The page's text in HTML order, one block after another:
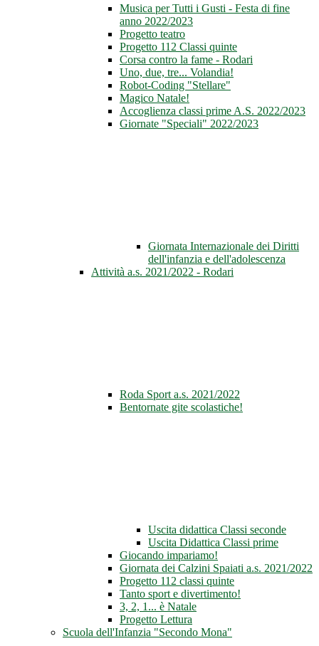
Musica per Tutti i Gusti - Festa di fine
anno 2022/2023
Progetto teatro
Progetto 112 Classi quinte
Corsa contro la fame - Rodari
Uno, due, tre... Volandia!
Robot-Coding "Stellare"
Magico Natale!
Accoglienza classi prime A.S. 2022/2023
Giornate "Speciali" 2022/2023
Giornata Internazionale dei Diritti
dell'infanzia e dell'adolescenza
Attività a.s. 2021/2022 - Rodari
Roda Sport a.s. 2021/2022
Bentornate gite scolastiche!
Uscita didattica Classi seconde
Uscita Didattica Classi prime
Giocando impariamo!
Giornata dei Calzini Spaiati a.s. 2021/2022
Progetto 112 classi quinte
Tanto sport e divertimento!
3, 2, 1... è Natale
Progetto Lettura
Scuola dell'Infanzia "Secondo Mona"